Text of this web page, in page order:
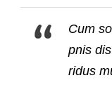
Cum
pnis
ridus